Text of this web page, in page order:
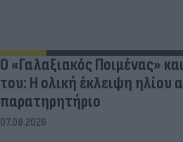
Ο «Γαλαξιακός Ποιμένας»
του: Η ολική έκλειψη ηλίου
παρατηρητήριο
07.08.2026